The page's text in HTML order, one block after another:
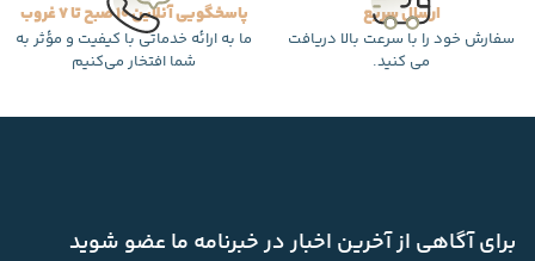
ارسال سریع
سفارش خود را با سرعت بالا دریافت
می کنید.
پاسخگویی آنلاین 10 صبح تا 7 غروب
ما به ارائه خدماتی با کیفیت و مؤثر به
شما افتخار می‌کنیم
برای آگاهی از آخرین اخبار در خبرنامه ما عضو شوید